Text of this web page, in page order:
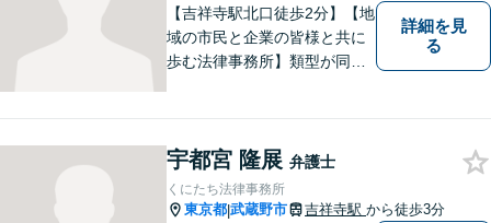
【吉祥寺駅北口徒歩2分】【地
域の市民と企業の皆様と共に
歩む法律事務所】類型が同じ
を図ります。お困りごとがあ
ればお気軽にご相談くださ
い！
詳細を見
る
宇都宮 隆展 弁護士
くにたち法律事務所
東京都|武蔵野市 吉祥寺駅 から徒歩3分